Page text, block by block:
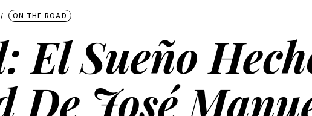
ON THE ROAD
El Sueño
De José